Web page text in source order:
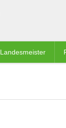
Landesmeister